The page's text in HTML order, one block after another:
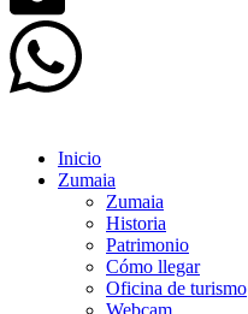
Inicio
Zumaia
Zumaia
Historia
Patrimonio
Cómo llegar
Oficina de turismo
Webcam